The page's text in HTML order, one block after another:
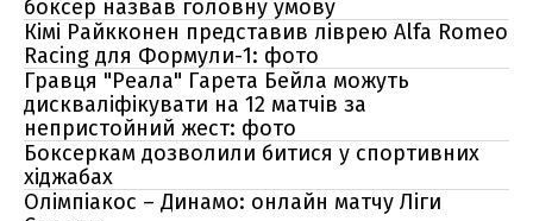
боксер назвав головну умову
Кімі Райкконен представив ліврею Alfa Romeo
Racing для Формули-1: фото
Гравця "Реала" Гарета Бейла можуть
дискваліфікувати на 12 матчів за
непристойний жест: фото
Боксеркам дозволили битися у спортивних
хіджабах
Олімпіакос – Динамо: онлайн матчу Ліги